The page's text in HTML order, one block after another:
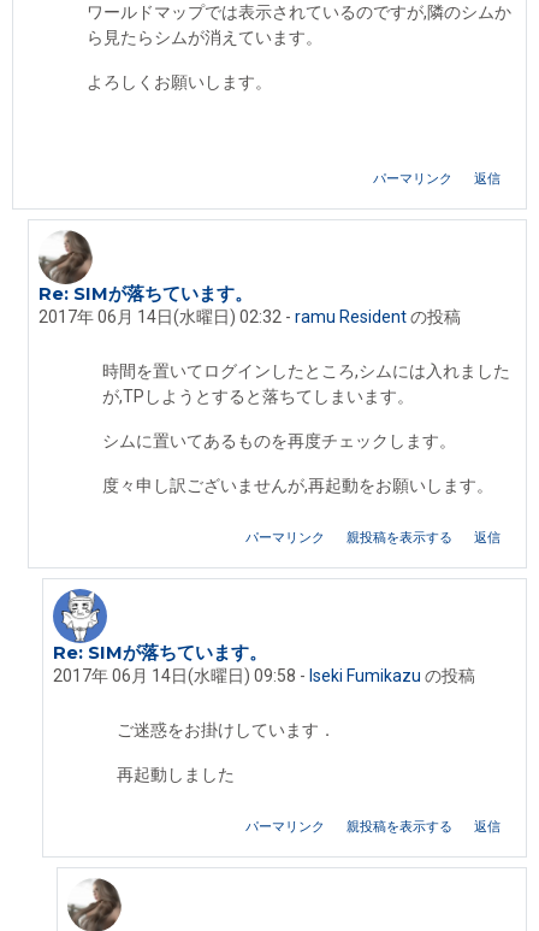
ワールドマップでは表示されているのですが,隣のシムか
ら見たらシムが消えています。
よろしくお願いします。
パーマリンク 返信
ramu Resident への返信
Re: SIMが落ちています。
2017年 06月 14日(水曜日) 02:32 - ramu Residentの投稿
時間を置いてログインしたところ,シムには入れました
が,TPしようとすると落ちてしまいます。
シムに置いてあるものを再度チェックします。
度々申し訳ございませんが,再起動をお願いします。
パーマリンク 親投稿を表示する 返信
ramu Resident への返信
Re: SIMが落ちています。
2017年 06月 14日(水曜日) 09:58 - Iseki Fumikazu の投稿
ご迷惑をお掛けしています．
再起動しました
パーマリンク 親投稿を表示する 返信